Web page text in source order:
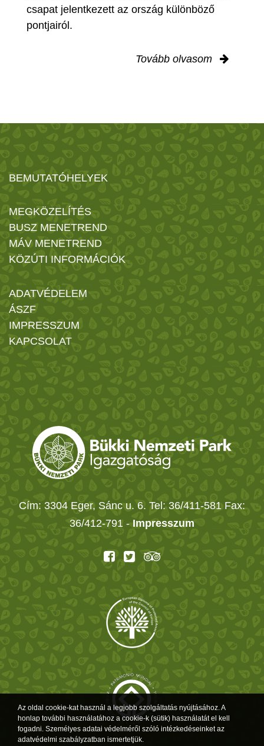
csapat jelentkezett az ország különböző
pontjairól.
Tovább olvasom
BEMUTATÓHELYEK
MEGKÖZELÍTÉS
BUSZ MENETREND
MÁV MENETREND
KÖZÚTI INFORMÁCIÓK
ADATVÉDELEM
ÁSZF
IMPRESSZUM
KAPCSOLAT
Cím: 3304 Eger, Sánc u. 6. Tel: 36/411-581 Fax:
36/412-791 - Impresszum
Az oldal cookie-kat használ a legjobb szolgáltatás nyújtásához. A
honlap további használatához a cookie-k (sütik) használatát el kell
fogadni. Személyes adatai védelméről szóló intézkedéseinket az
adatvédelmi szabályzatban ismertetjük.